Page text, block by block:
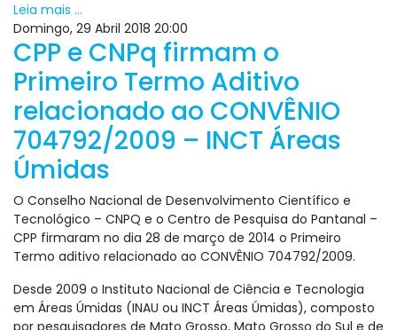
Leia mais ...
Domingo, 29 Abril 2018 20:00
CPP e CNPq firmam o
Primeiro Termo Aditivo
relacionado ao CONVÊNIO
704792/2009 – INCT Áreas
Úmidas
O Conselho Nacional de Desenvolvimento Científico e
Tecnológico – CNPQ e o Centro de Pesquisa do Pantanal –
CPP firmaram no dia 28 de março de 2014 o Primeiro
Termo aditivo relacionado ao CONVÊNIO 704792/2009.
Desde 2009 o Instituto Nacional de Ciência e Tecnologia
em Áreas Úmidas (INAU ou INCT Áreas Úmidas), composto